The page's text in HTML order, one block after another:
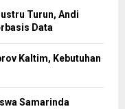
Turun, Andi
Data
Kaltim, Kebutuhan
Samarinda